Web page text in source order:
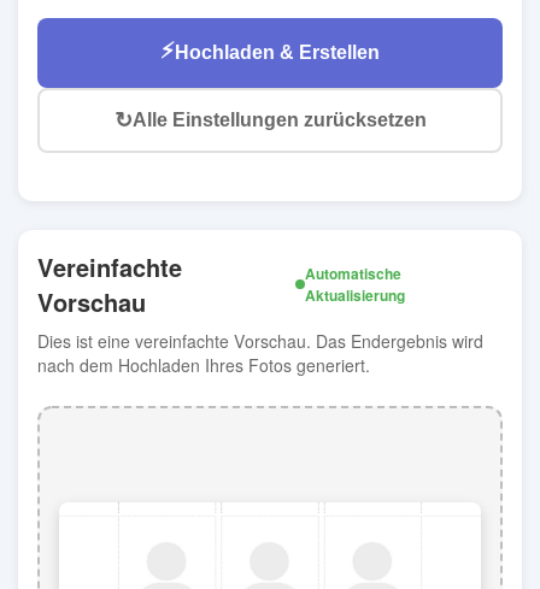
⚡Hochladen & Erstellen
↻Alle Einstellungen zurücksetzen
Vereinfachte
Vorschau
Automatische
Aktualisierung
Dies ist eine vereinfachte Vorschau. Das Endergebnis wird
nach dem Hochladen Ihres Fotos generiert.